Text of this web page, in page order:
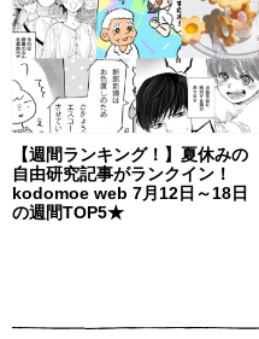
【週間ランキング！】夏休みの
自由研究記事がランクイン！
kodomoe web 7月12日～18日
の週間TOP5★